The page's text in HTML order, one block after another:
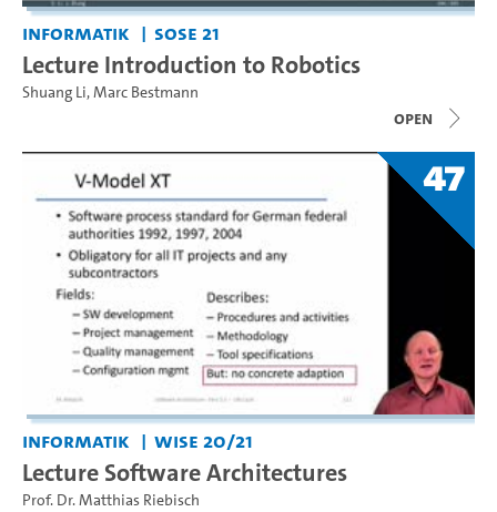
Informatik SoSe 21
Lecture Introduction to Robotics
Shuang Li,Marc Bestmann
open
47
Informatik WiSe 20/21
Lecture Software Architectures
Prof. Dr. Matthias Riebisch